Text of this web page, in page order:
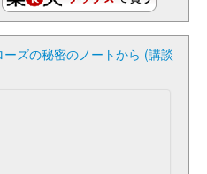
ズの秘密のノートから (講談